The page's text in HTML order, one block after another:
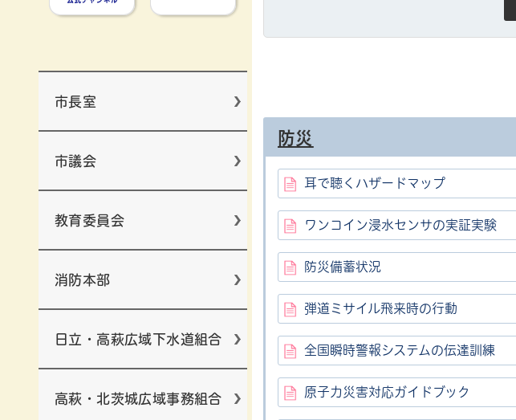
市長室
市議会
教育委員会
消防本部
日立・高萩広域下水道組合
高萩・北茨城広域事務組合
防災
耳で聴くハザードマップ
ワンコイン浸水センサの実証実験
防災備蓄状況
弾道ミサイル飛来時の行動
全国瞬時警報システムの伝達訓練
原子力災害対応ガイドブック